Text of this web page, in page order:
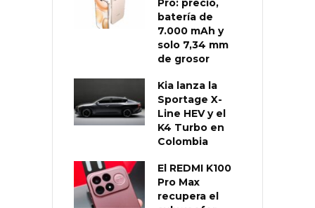
Pro: precio,
batería de
7.000 mAh y
solo 7,34 mm
de grosor
Kia lanza la
Sportage X-
Line HEV y el
K4 Turbo en
Colombia
El REDMI K100
Pro Max
recupera el